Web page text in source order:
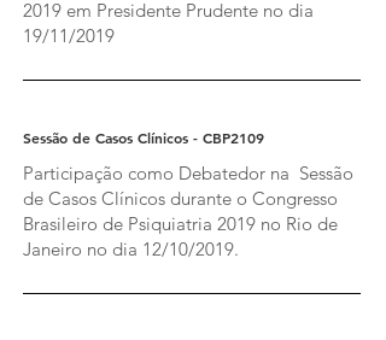
2019 em Presidente Prudente no dia
19/11/2019
Sessão de Casos Clínicos - CBP2109
Participação como Debatedor na Sessão
de Casos Clínicos durante o Congresso
Brasileiro de Psiquiatria 2019 no Rio de
Janeiro no dia 12/10/2019.